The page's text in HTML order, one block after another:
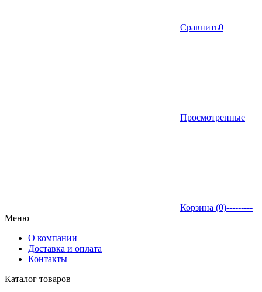
Сравнить0
Просмотренные
Корзина (0)---------
Меню
О компании
Доставка и оплата
Контакты
Каталог товаров